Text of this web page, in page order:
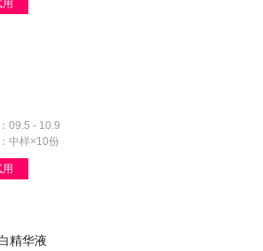
09.5 - 10.9
中样×10份
精华液